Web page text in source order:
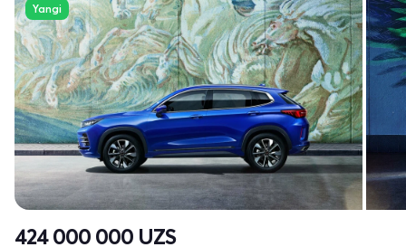
Yangi
424 000 000 UZS